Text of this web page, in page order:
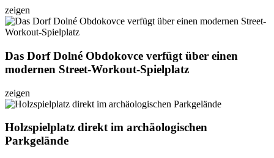
zeigen
Das Dorf Dolné Obdokovce verfügt über einen
modernen Street-Workout-Spielplatz
zeigen
Holzspielplatz direkt im archäologischen
Parkgelände